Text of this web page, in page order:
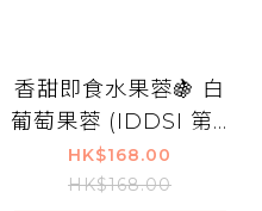
香甜即食水果蓉🍇 白
葡萄果蓉 (IDDSI 第4
級) 6盒裝
HK$168.00
HK$168.00